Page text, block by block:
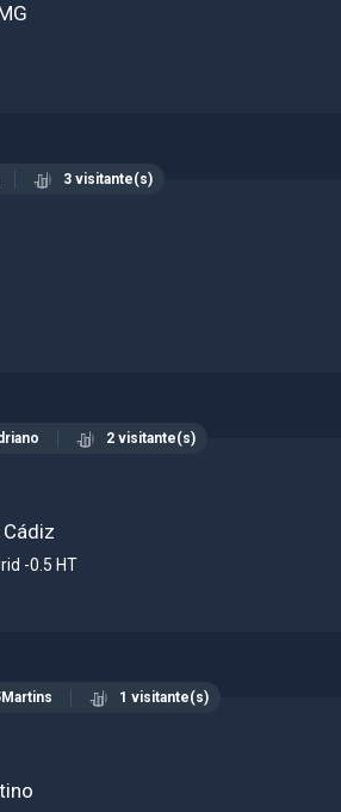
3 visitante(s)
2 visitante(s)
-0.5 HT
1 visitante(s)